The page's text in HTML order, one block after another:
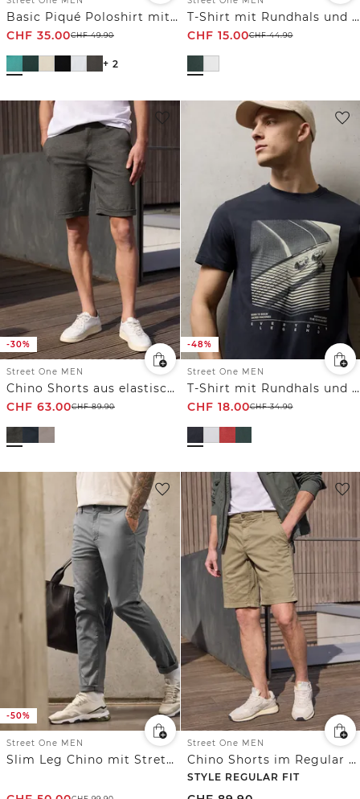
Basic Piqué Poloshirt mit Kontrastdetail
CHF 35.00CHF49.90
+ 2
T-Shirt mit Rundhals und Backprint
CHF 15.00CHF44.90
-30%
Street One MEN
Chino Shorts aus elastischem Jersey mit Flexbund
CHF 63.00CHF89.90
-48%
Street One MEN
T-Shirt mit Rundhals und Artwork
CHF 18.00CHF34.90
-50%
Street One MEN
Slim Leg Chino mit Stretchbund
Street One MEN
Chino Shorts im Regular Fit mit Flexbund
STYLE REGULAR FIT